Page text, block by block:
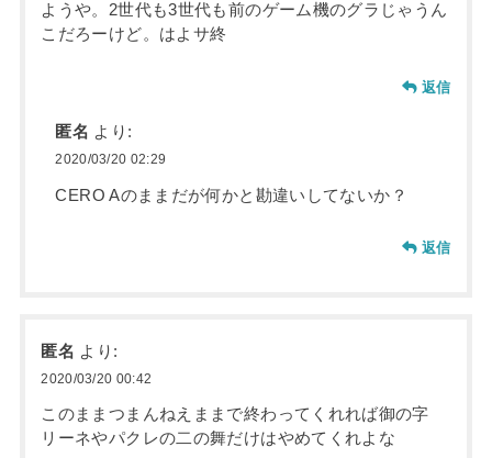
ようや。2世代も3世代も前のゲーム機のグラじゃうん
こだろーけど。はよサ終
返信
匿名 より:
2020/03/20 02:29
CERO Aのままだが何かと勘違いしてないか？
返信
匿名 より:
2020/03/20 00:42
このままつまんねえままで終わってくれれば御の字
リーネやパクレの二の舞だけはやめてくれよな